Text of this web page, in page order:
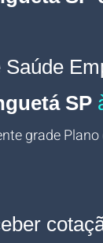
Saúde
SP
grade